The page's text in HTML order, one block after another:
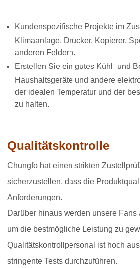
Kundenspezifische Projekte im
Klimaanlage, Drucker, Kopierer,
anderen Feldern.
Erstellen Sie ein gutes Kühl- und
Haushaltsgeräte und andere
der idealen Temperatur und der
zu halten.
Qualitätskontrolle
Chungfo hat einen strikten
sicherzustellen, dass die
Anforderungen.
Darüber hinaus werden unsere Fans
um die bestmögliche Leistung zu
Qualitätskontrollpersonal ist hoch
stringente Tests durchzuführen.